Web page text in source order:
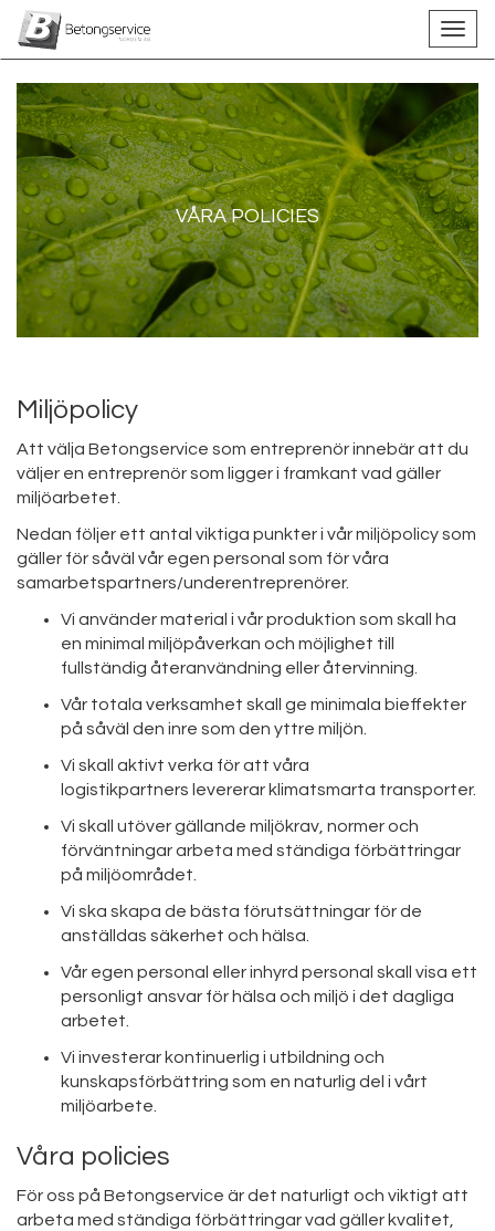
VÅRA POLICIES
Miljöpolicy
Att välja Betongservice som entreprenör innebär att du
väljer en entreprenör som ligger i framkant vad gäller
miljöarbetet.
Nedan följer ett antal viktiga punkter i vår miljöpolicy som
gäller för såväl vår egen personal som för våra
samarbetspartners/underentreprenörer.
Vi använder material i vår produktion som skall ha
en minimal miljöpåverkan och möjlighet till
fullständig återanvändning eller återvinning.
Vår totala verksamhet skall ge minimala bieffekter
på såväl den inre som den yttre miljön.
Vi skall aktivt verka för att våra
logistikpartners levererar klimatsmarta transporter.
Vi skall utöver gällande miljökrav, normer och
förväntningar arbeta med ständiga förbättringar
på miljöområdet.
Vi ska skapa de bästa förutsättningar för de
anställdas säkerhet och hälsa.
Vår egen personal eller inhyrd personal skall visa ett
personligt ansvar för hälsa och miljö i det dagliga
arbetet.
Vi investerar kontinuerlig i utbildning och
kunskapsförbättring som en naturlig del i vårt
miljöarbete.
Våra policies
För oss på Betongservice är det naturligt och viktigt att
arbeta med ständiga förbättringar vad gäller kvalitet,